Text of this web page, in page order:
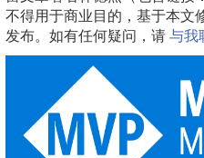
不得用于商业目的，基于本文
发布。如有任何疑问，请 与我